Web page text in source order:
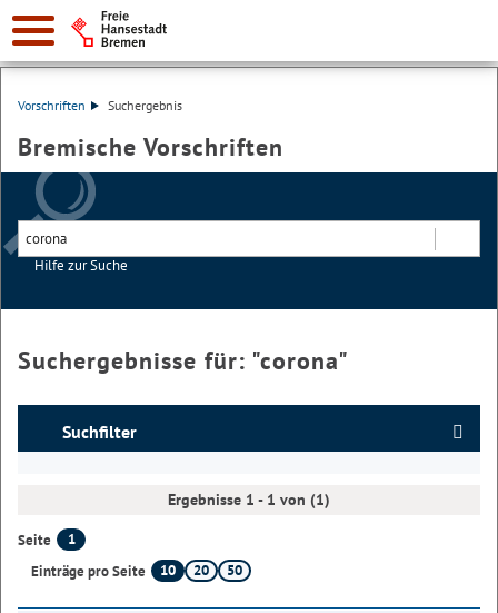
Vorschriften Suchergebnis
Bremische Vorschriften
Hilfe zur Suche
Suchergebnisse für: "corona"
Suchfilter
Ergebnisse 1 - 1 von (1)
Seite
1
Einträge pro Seite
10 20 50